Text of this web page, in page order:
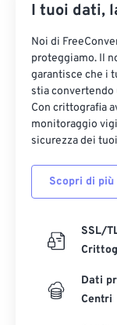
I tuoi dati,
Noi di
proteggiamo. Il
garantisce che i
stia convertendo
Con crittografia
monitoraggio
sicurezza dei
Scopri di
SSL/
Dati
Centri